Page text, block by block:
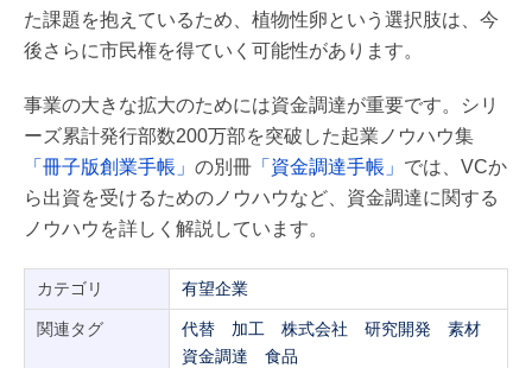
た課題を抱えているため、植物性卵という選択肢は、今
後さらに市民権を得ていく可能性があります。
事業の大きな拡大のためには資金調達が重要です。シリ
ーズ累計発行部数200万部を突破した起業ノウハウ集
「冊子版創業手帳」 の別冊 「資金調達手帳」 では、VCか
ら出資を受けるためのノウハウなど、資金調達に関する
ノウハウを詳しく解説しています。
カテゴリ 有望企業
関連タグ 代替 加工 株式会社 研究開発
素材
資金調達
食品